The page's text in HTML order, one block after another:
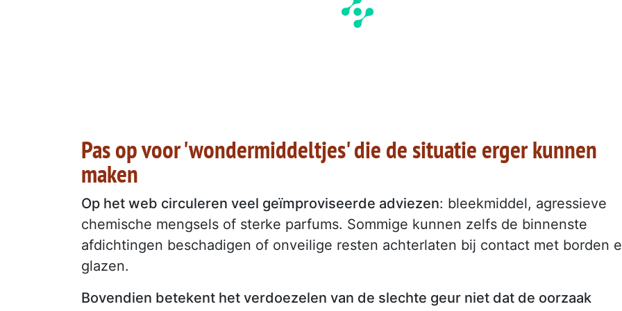
Pas op voor 'wondermiddeltjes' die de situatie erger kunnen
maken
Op het web circuleren veel geïmproviseerde adviezen: bleekmiddel, agressieve
chemische mengsels of sterke parfums. Sommige kunnen zelfs de binnenste
afdichtingen beschadigen of onveilige resten achterlaten bij contact met borden
glazen.
Bovendien betekent het verdoezelen van de slechte geur niet dat de oorzaak